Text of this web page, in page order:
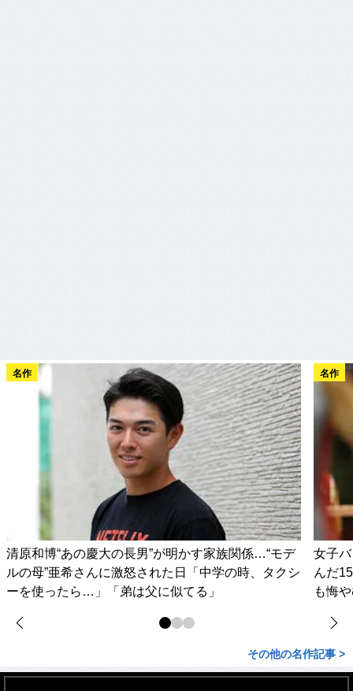
名作
清原和博“あの慶大の長男”が明かす家族関係…“モデ
ルの母”亜希さんに激怒された日「中学の時、タクシ
ーを使ったら…」「弟は父に似てる」
名作
女子
んだ
も悔
その他の名作記事 >